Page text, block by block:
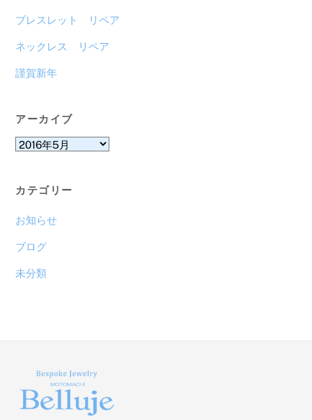
ブレスレット リペア
ネックレス リペア
謹賀新年
アーカイブ
ア
イ
ブ
カテゴリー
お知らせ
ブログ
未分類